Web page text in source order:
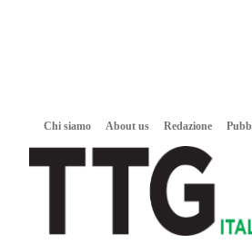
Chi siamo About us Redazione